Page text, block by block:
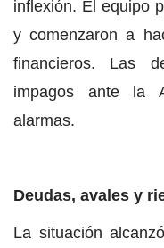
inflexión. El equipo
y comenzaron a
financieros. Las
impagos ante la
alarmas.
Deudas, avales y
La situación